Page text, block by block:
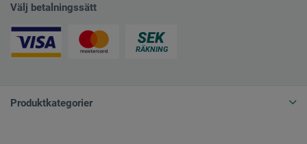
Välj betalningssätt
Produktkategorier